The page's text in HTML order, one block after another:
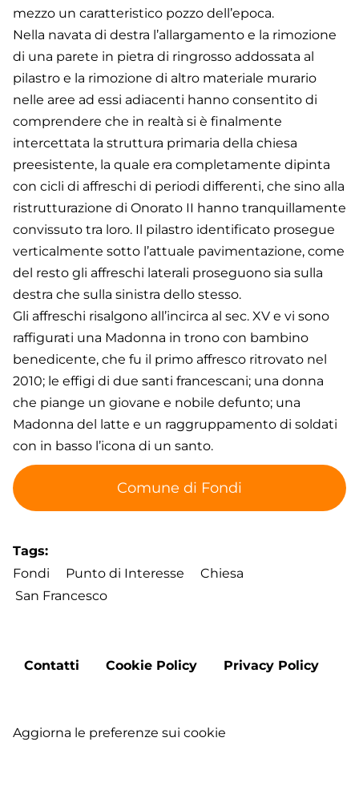
mezzo un caratteristico pozzo dell’epoca.
Nella navata di destra l’allargamento e la rimozione
di una parete in pietra di ringrosso addossata al
pilastro e la rimozione di altro materiale murario
nelle aree ad essi adiacenti hanno consentito di
comprendere che in realtà si è finalmente
intercettata la struttura primaria della chiesa
preesistente, la quale era completamente dipinta
con cicli di affreschi di periodi differenti, che sino alla
ristrutturazione di Onorato II hanno tranquillamente
convissuto tra loro. Il pilastro identificato prosegue
verticalmente sotto l’attuale pavimentazione, come
del resto gli affreschi laterali proseguono sia sulla
destra che sulla sinistra dello stesso.
Gli affreschi risalgono all’incirca al sec. XV e vi sono
raffigurati una Madonna in trono con bambino
benedicente, che fu il primo affresco ritrovato nel
2010; le effigi di due santi francescani; una donna
che piange un giovane e nobile defunto; una
Madonna del latte e un raggruppamento di soldati
con in basso l’icona di un santo.
Comune di Fondi
Tags
Fondi
Punto di Interesse
Chiesa
San Francesco
Footer
Contatti Cookie Policy Privacy Policy
Aggiorna le preferenze sui cookie